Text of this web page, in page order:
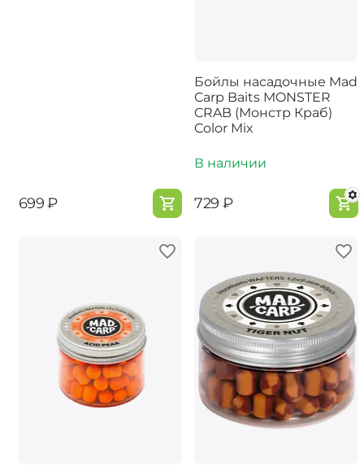
‍699‍ ₽
Бойлы насадочные Mad
Carp Baits MONSTER
CRAB (Монстр Краб)
Color Mix
В наличии
‍729‍ ₽